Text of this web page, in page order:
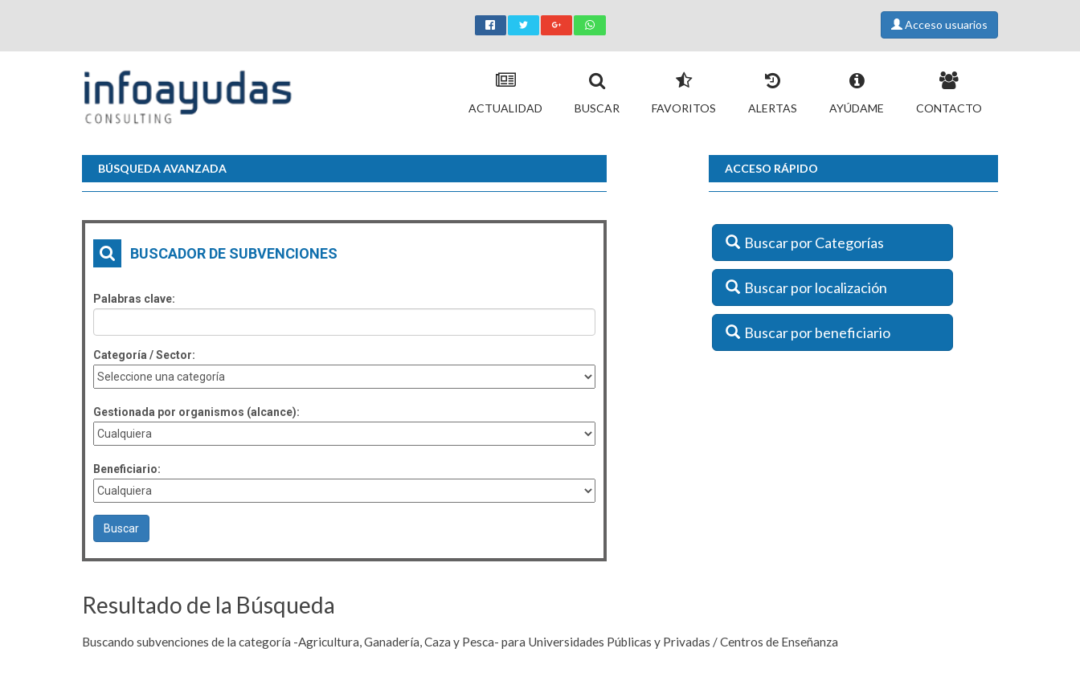
Acceso usuarios
ACTUALIDAD BUSCAR FAVORITOS ALERTAS AYÚDAME CONTACTO
BÚSQUEDA AVANZADA
BUSCADOR DE SUBVENCIONES
Palabras clave:
Categoría / Sector:
Gestionada por organismos (alcance):
Beneficiario:
ACCESO RÁPIDO
Buscar por Categorías
Buscar por localización
Buscar por beneficiario
Resultado de la Búsqueda
Buscando subvenciones de la categoría -Agricultura, Ganadería, Caza y Pesca- para Universidades Públicas y Privadas / Centros de Enseñanza